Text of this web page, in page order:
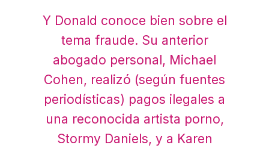
Y Donald conoce bien sobre el
tema fraude. Su anterior
abogado personal, Michael
Cohen, realizó (según fuentes
periodísticas) pagos ilegales a
una reconocida artista porno,
Stormy Daniels, y a Karen